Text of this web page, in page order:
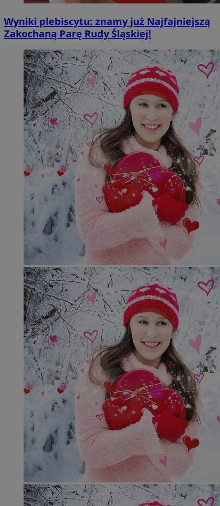
Wyniki plebiscytu: znamy już Najfajniejszą
Zakochaną Parę Rudy Śląskiej!